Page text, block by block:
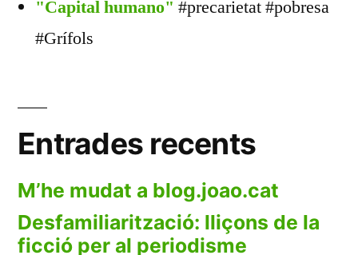
"Capital humano" #precarietat #pobresa
#Grífols
Entrades recents
M’he mudat a blog.joao.cat
Desfamiliarització: lliçons de la
ficció per al periodisme